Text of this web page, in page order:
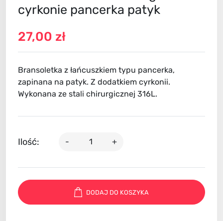
cyrkonie pancerka patyk
27,00 zł
Bransoletka z łańcuszkiem typu pancerka,
zapinana na patyk. Z dodatkiem cyrkonii.
Wykonana ze stali chirurgicznej 316L.
Ilość: - +
DODAJ DO KOSZYKA